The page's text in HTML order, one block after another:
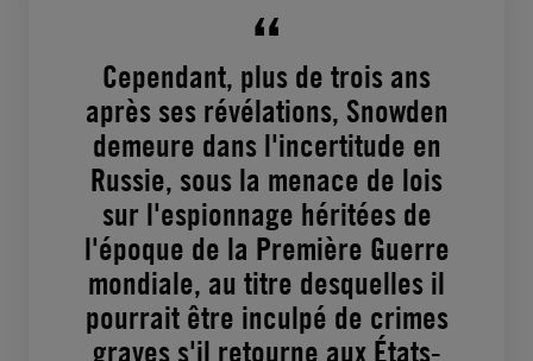
Cependant, plus de trois ans
après ses révélations, Snowden
demeure dans l'incertitude en
Russie, sous la menace de lois
sur l'espionnage héritées de
l'époque de la Première Guerre
mondiale, au titre desquelles il
pourrait être inculpé de crimes
graves s'il retourne aux États-